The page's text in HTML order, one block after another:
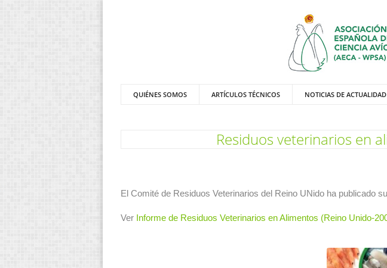
QUIÉNES SOMOS ARTÍCULOS TÉCNICOS NOTICIAS DE ACTUALIDAD
Residuos veterinarios en
El Comité de Residuos Veterinarios del Reino UNido ha publicado
Ver Informe de Residuos Veterinarios en Alimentos (Reino Unido-